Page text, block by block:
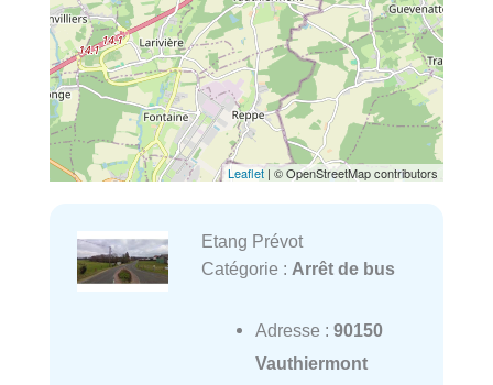
Leaflet | © OpenStreetMap contributors
Etang Prévot
Catégorie : Arrêt de bus
Adresse : 90150
Vauthiermont